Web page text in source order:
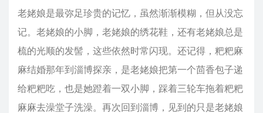
老姥娘是最弥足珍贵的记忆，虽然渐渐模糊，但从没忘
记。老姥娘的小脚，老姥娘的绣花鞋，还有老姥娘总是
梳的光顺的发髻，这些依然时常闪现。还记得，粑粑麻
麻结婚那年到淄博探亲，是老姥娘把第一个茴香包子递
给粑粑吃，也是她蹬着一双小脚，踩着三轮车拖着粑粑
麻麻去澡堂子洗澡。再次回到淄博，见到的只是老姥娘